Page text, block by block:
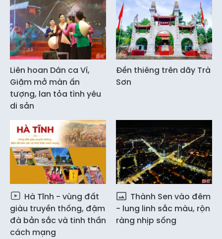
Liên hoan Dân ca Ví,
Giặm mở màn ấn
tượng, lan tỏa tình yêu
di sản
Đền thiêng trên dãy Trà
Sơn
Hà Tĩnh - vùng đất
giàu truyền thống, đậm
đà bản sắc và tinh thần
cách mạng
Thành Sen vào đêm
- lung linh sắc màu, rộn
ràng nhịp sống